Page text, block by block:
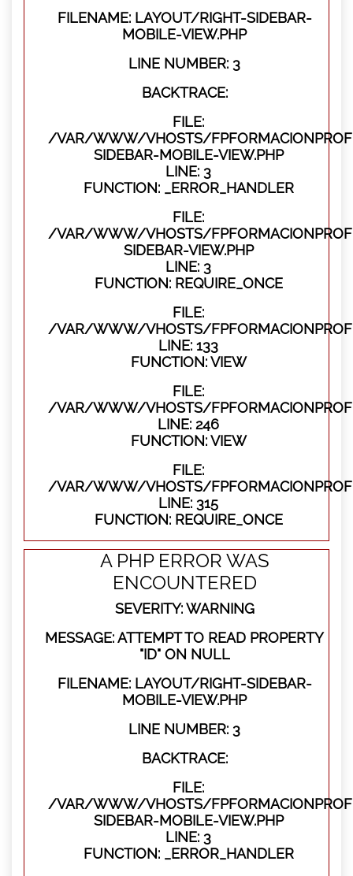
FILENAME: LAYOUT/RIGHT-SIDEBAR-
MOBILE-VIEW.PHP
LINE NUMBER: 3
BACKTRACE:
FILE:
/VAR/WWW/VHOSTS/
SIDEBAR-MOBILE-VIEW.PHP
LINE: 3
FUNCTION: _ERROR_HANDLER
FILE:
/VAR/WWW/VHOSTS/
SIDEBAR-VIEW.PHP
LINE: 3
FUNCTION: REQUIRE_ONCE
FILE:
/VAR/WWW/VHOSTS/
LINE: 133
FUNCTION: VIEW
FILE:
/VAR/WWW/VHOSTS/
LINE: 246
FUNCTION: VIEW
FILE:
/VAR/WWW/VHOSTS/
LINE: 315
FUNCTION: REQUIRE_ONCE
A PHP ERROR WAS
ENCOUNTERED
SEVERITY: WARNING
MESSAGE: ATTEMPT TO READ PROPERTY
"ID" ON NULL
FILENAME: LAYOUT/RIGHT-SIDEBAR-
MOBILE-VIEW.PHP
LINE NUMBER: 3
BACKTRACE:
FILE:
/VAR/WWW/VHOSTS/
SIDEBAR-MOBILE-VIEW.PHP
LINE: 3
FUNCTION: _ERROR_HANDLER